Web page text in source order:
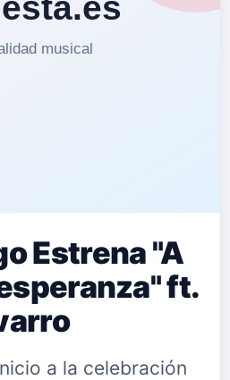
Estrena "A
ft.
a la celebración